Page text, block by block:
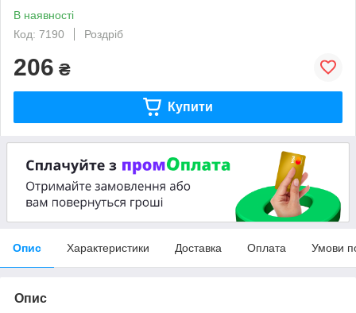
В наявності
Код: 7190
Роздріб
206 ₴
Купити
Опис Характеристики Доставка Оплата Умови
Опис